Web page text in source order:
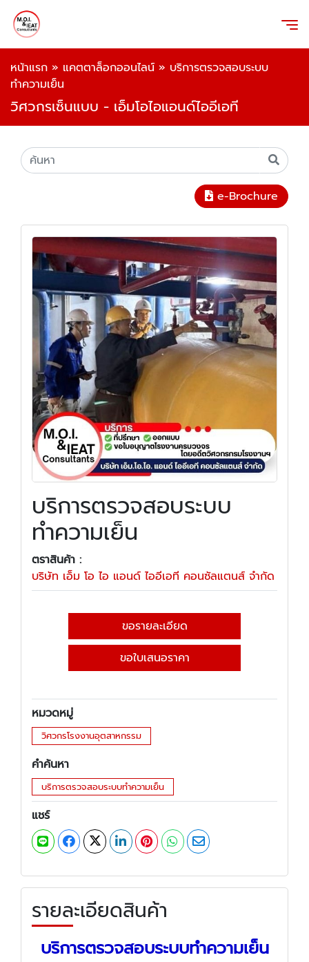
หน้าแรก » แคตตาล็อกออนไลน์ » บริการตรวจสอบระบบ
ทำความเย็น
วิศวกรเซ็นแบบ - เอ็มโอไอแอนด์ไออีเอที
e-Brochure
บริการตรวจสอบระบบ
ทำความเย็น
ตราสินค้า :
บริษัท เอ็ม โอ ไอ แอนด์ ไออีเอที คอนซัลแตนส์ จำกัด
ขอรายละเอียด
ขอใบเสนอราคา
หมวดหมู่
วิศวกรโรงงานอุตสาหกรรม
คำค้นหา
บริการตรวจสอบระบบทำความเย็น
แชร์
รายละเอียดสินค้า
บริการตรวจสอบระบบทำความเย็น